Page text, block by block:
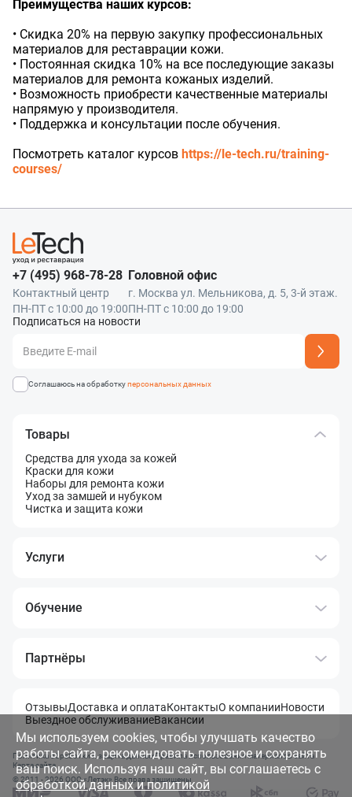
Преимущества наших курсов:
• Скидка 20% на первую закупку профессиональных
материалов для реставрации кожи.
• Постоянная скидка 10% на все последующие заказы
материалов для ремонта кожаных изделий.
• Возможность приобрести качественные материалы
напрямую у производителя.
• Поддержка и консультации после обучения.
Посмотреть каталог курсов https://le-tech.ru/training-
courses/
+7 (495) 968-78-28
Контактный центр
ПН-ПТ с 10:00 до 19:00
Головной офис
г. Москва ул. Мельникова, д. 5, 3-й этаж.
ПН-ПТ с 10:00 до 19:00
Подписаться на новости
Адрес подписки успешно добавлен
Соглашаюсь на обработкуперсональных данных
Товары
Средства для ухода за кожей
Краски для кожи
Наборы для ремонта кожи
Уход за замшей и нубуком
Чистка и защита кожи
Услуги
Обучение
Партнёры
ОтзывыДоставка и оплатаКонтактыО компанииНовости
Выездное обслуживаниеВакансии
© 2011 - 2026 OOO «Летэк» Все права защищены
Политика обработки и защита данныхПравила использования материалов сайта
Карта сайта
Ваш номер телефона
Соглашаюсь на обработкуперсональных данных
Отправить
Наш менеджер свяжется с вами
в ближайшее время!
Ваш номер телефона
Соглашаюсь на обработкуперсональных данных
Наш менеджер свяжется с вами
в ближайшее время!
Прикрепить фото
Форматы файлов: .jpg, .png. Максимальный размер файла - 10 МБ.
Нажимая кнопку «Отправить», я даю согласие на получение информации об
оформлении и получении заказа,согласие на обработку персональных
данных
Отправить
Комментарий
Нажимая кнопку «Отправить», я даю согласие на получение информации об
оформлении и получении заказа, согласие на обработку персональных
Отправить
в ближайшее время!
Мы используем cookies, чтобы улучшать качество
работы сайта, рекомендовать полезное и сохранять
ваш поиск. Используя наш сайт, вы соглашаетесь с
обработкой данных и политикой